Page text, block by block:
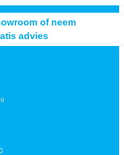
of neem
advies